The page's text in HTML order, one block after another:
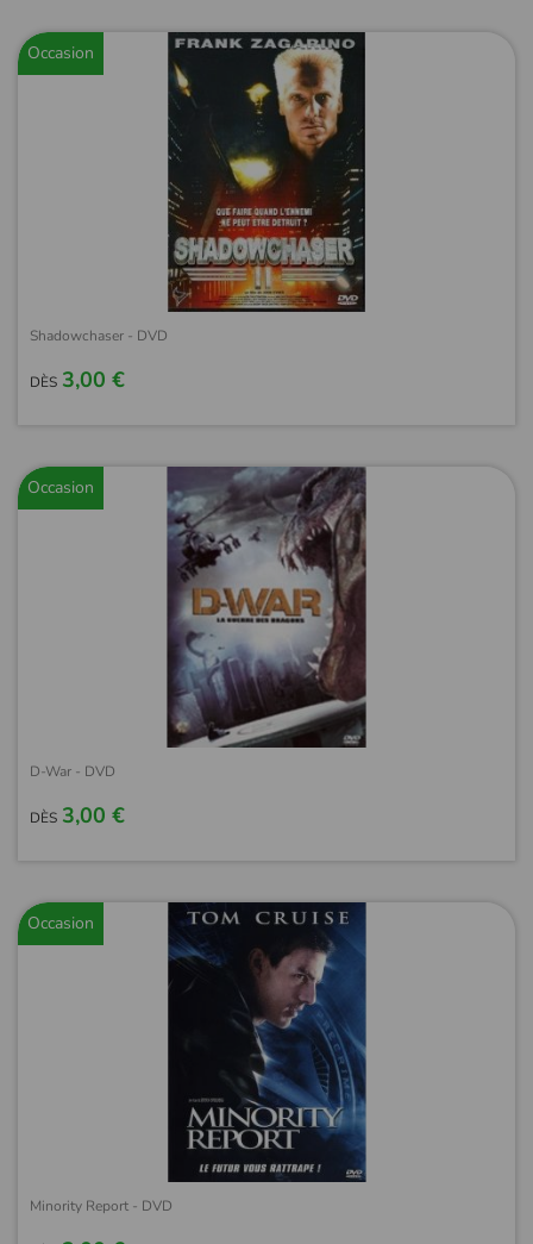
Occasion
Shadowchaser - DVD
DÈS 3,00 €
Occasion
D-War - DVD
DÈS 3,00 €
Occasion
Minority Report - DVD